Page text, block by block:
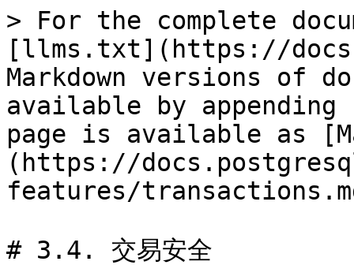
> For the complete
[llms.txt](https://
Markdown versions of
available by
page is available as
(https://
features/
# 3.4. 交易安全